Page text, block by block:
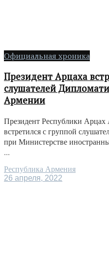
Официальная хроника
Президент Арцаха
слушателей
Армении
Президент Республики
встретился с группой
при Министерстве
...
Республика Армения
26 апреля, 2022